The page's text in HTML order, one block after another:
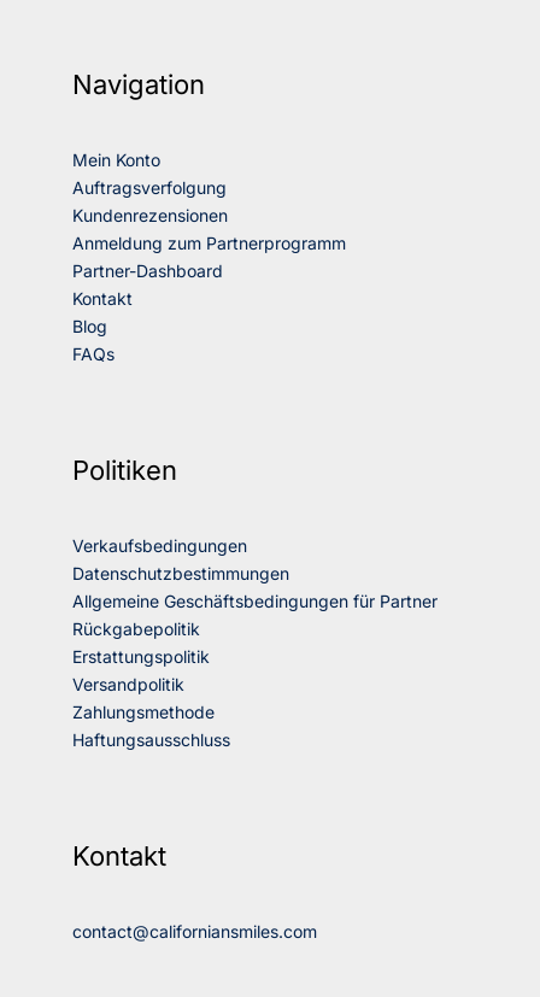
Navigation
Mein Konto
Auftragsverfolgung
Kundenrezensionen
Anmeldung zum Partnerprogramm
Partner-Dashboard
Kontakt
Blog
FAQs
Politiken
Verkaufsbedingungen
Datenschutzbestimmungen
Allgemeine Geschäftsbedingungen für Partner
Rückgabepolitik
Erstattungspolitik
Versandpolitik
Zahlungsmethode
Haftungsausschluss
Kontakt
contact@californiansmiles.com